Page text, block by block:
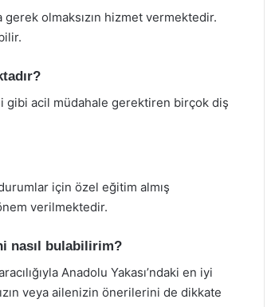
olmaksızın hizmet vermektedir.
gibi acil müdahale gerektiren birçok diş
için özel eğitim almış
verilmektedir.
nasıl bulabilirim?
Anadolu Yakası’ndaki en iyi
veya ailenizin önerilerini de dikkate